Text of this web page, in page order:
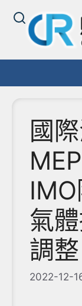
容
國
氣
調整
2022-12-